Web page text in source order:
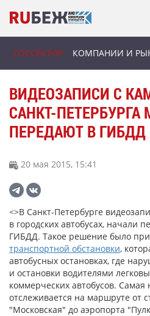
ГОССЕКТОР КОМПАНИИ И
ВИДЕОЗАПИСИ С
САНКТ-ПЕТЕРБУРГА
ПЕРЕДАЮТ В ГИБДД
20 мая 2015, 15:41
<>В Санкт-Петербурге
в городских автобусах, начали
ГИБДД. Такое решение было
транспортной обстановки,
автобусных остановках, где
и остановки водителями
коммерческих автобусов.
отслеживается на маршруте от
"Московская" до аэропорта